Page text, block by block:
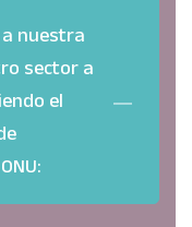
nuestra
sector a
el